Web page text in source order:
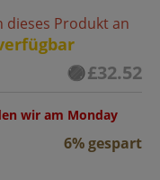
dieses Produkt an
£32.52
wir am Monday
6% gespart